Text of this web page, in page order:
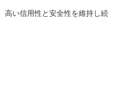
高い信用性と安全性を維持し続